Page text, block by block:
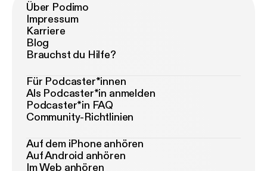
Über Podimo
Impressum
Karriere
Blog
Brauchst du Hilfe?
Für Podcaster*innen
Als Podcaster*in anmelden
Podcaster*in FAQ
Community-Richtlinien
Auf dem iPhone anhören
Auf Android anhören
Im Web anhören